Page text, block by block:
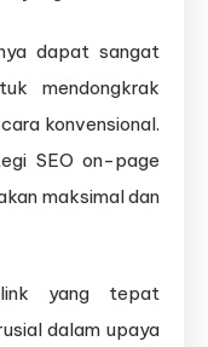
dapat sangat
mendongkrak
konvensional.
SEO on-page
maksimal dan
yang tepat
dalam upaya